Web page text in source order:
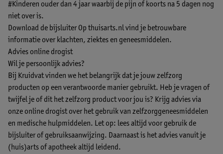
#Kinderen ouder dan 4 jaar waarbij de pijn of koorts na 5 dagen nog
niet over is.
Download de bijsluiter Op thuisarts.nl vind je betrouwbare
informatie over klachten, ziektes en geneesmiddelen.
Advies online drogist
Wil je persoonlijk advies?
Bij Kruidvat vinden we het belangrijk dat je jouw zelfzorg
producten op een verantwoorde manier gebruikt. Heb je vragen of
twijfel je of dit het zelfzorg product voor jou is? Krijg advies via
onze online drogist over het gebruik van zelfzorggeneesmiddelen
en medische hulpmiddelen. Let op: lees altijd voor gebruik de
bijsluiter of gebruiksaanwijzing. Daarnaast is het advies vanuit je
(huis)arts of apotheek altijd leidend.